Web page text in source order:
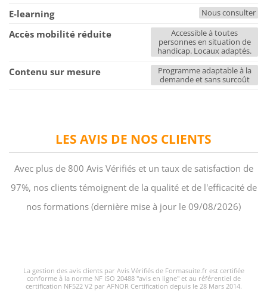
LES AVIS DE NOS CLIENTS
Avec plus de 800 Avis Vérifiés et un taux de satisfaction de
97%, nos clients témoignent de la qualité et de l'efficacité de
nos formations (dernière mise à jour le 09/08/2026)
La gestion des avis clients par Avis Vérifiés de Formasuite.fr est certifiée
conforme à la norme NF ISO 20488 "avis en ligne" et au référentiel de
certification NF522 V2 par AFNOR Certification depuis le 28 Mars 2014.
E-learning Nous consulter
Accès mobilité réduite
Accessible à toutes
personnes en situation de
handicap. Locaux adaptés.
Contenu sur mesure
Programme adaptable à la
demande et sans surcoût